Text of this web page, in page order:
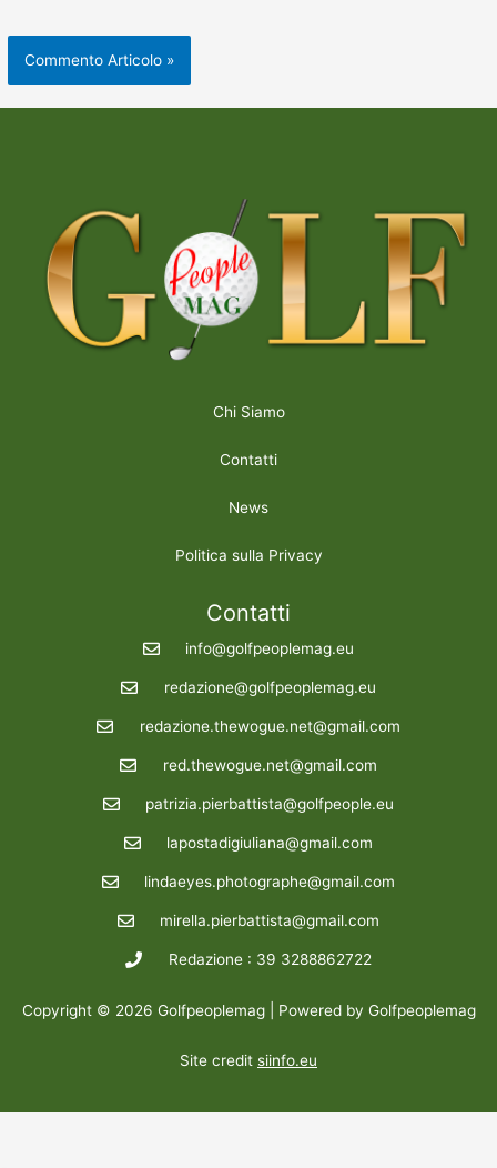
Chi Siamo
Contatti
News
Politica sulla Privacy
Contatti
info@golfpeoplemag.eu
redazione@golfpeoplemag.eu
redazione.thewogue.net@gmail.com
red.thewogue.net@gmail.com
patrizia.pierbattista@golfpeople.eu
lapostadigiuliana@gmail.com
lindaeyes.photographe@gmail.com
mirella.pierbattista@gmail.com
Redazione : 39 3288862722
Copyright © 2026 Golfpeoplemag | Powered by Golfpeoplemag
Site credit siinfo.eu